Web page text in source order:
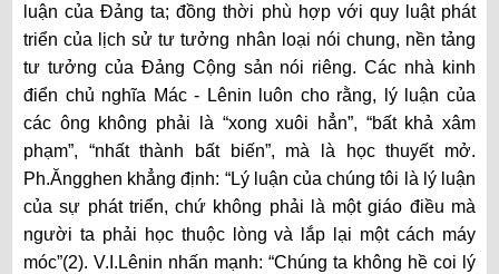
luận của Đảng ta; đồng thời phù hợp với quy luật phát
triển của lịch sử tư tưởng nhân loại nói chung, nền tảng
tư tưởng của Đảng Cộng sản nói riêng. Các nhà kinh
điển chủ nghĩa Mác - Lênin luôn cho rằng, lý luận của
các ông không phải là “xong xuôi hẳn”, “bất khả xâm
phạm”, “nhất thành bất biến”, mà là học thuyết mở.
Ph.Ăngghen khẳng định: “Lý luận của chúng tôi là lý luận
của sự phát triển, chứ không phải là một giáo điều mà
người ta phải học thuộc lòng và lắp lại một cách máy
móc”(2). V.I.Lênin nhấn mạnh: “Chúng ta không hề coi lý